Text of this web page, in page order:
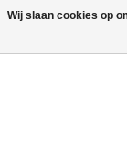
Wij slaan cookies op